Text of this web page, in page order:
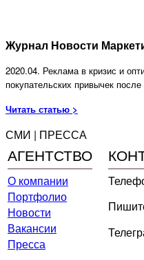
Журнал Новости
2020.04. Реклама в кризис и
покупательских привычек после
Читать статью >
СМИ | ПРЕССА
АГЕНТСТВО
О компании
Портфолио
Новости
Вакансии
Пресса